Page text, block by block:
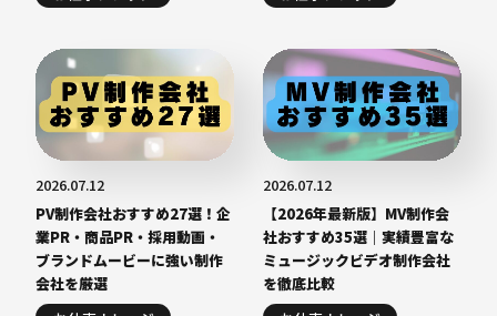
2026.07.12
PV制作会社おすすめ27選！企
業PR・商品PR・採用動画・
ブランドムービーに強い制作
会社を厳選
2026.07.12
【2026年最新版】MV制作会
社おすすめ35選｜実績豊富な
ミュージックビデオ制作会社
を徹底比較